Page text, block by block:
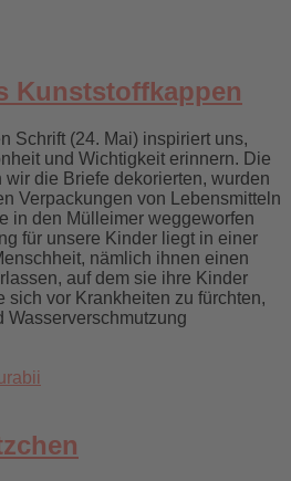
Kunststoffkappen
Schrift (24. Mai) inspiriert uns,
und Wichtigkeit erinnern. Die
wir die Briefe dekorierten, wurden
Verpackungen von Lebensmitteln
in den Mülleimer weggeworfen
für unsere Kinder liegt in einer
nämlich ihnen einen
auf dem sie ihre Kinder
sich vor Krankheiten zu fürchten,
Wasserverschmutzung